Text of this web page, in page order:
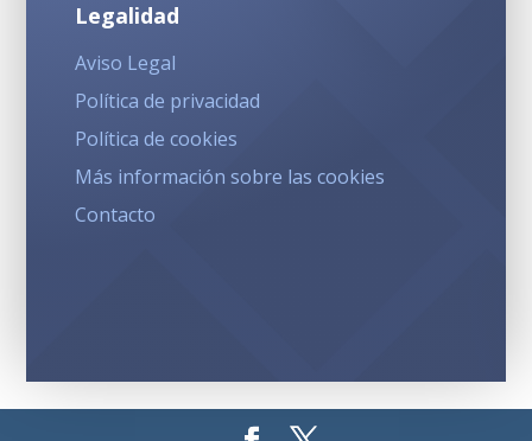
Legalidad
Aviso Legal
Política de privacidad
Política de cookies
Más información sobre las cookies
Contacto